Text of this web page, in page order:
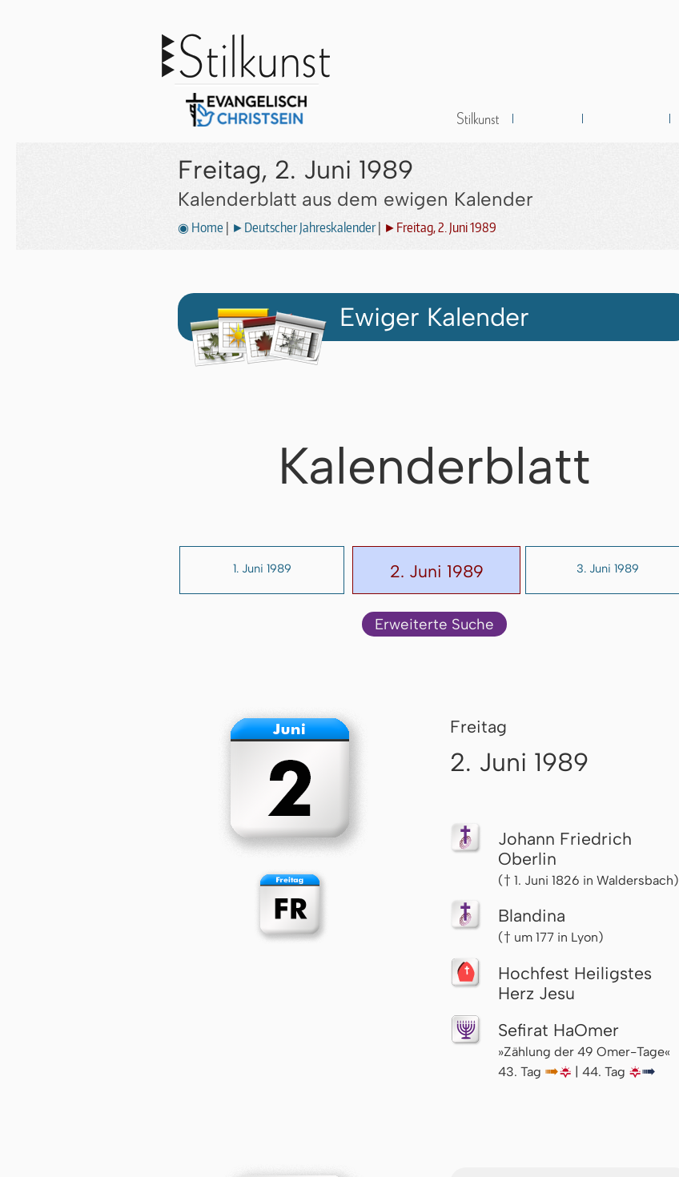
Freitag, 2. Juni 1989
Kalenderblatt aus dem ewigen Kalender
◉ Home ►Deutscher Jahreskalender| ►Freitag, 2. Juni 1989
Ewiger Kalender
Kalenderblatt
1. Juni 1989 2. Juni 1989 3. Juni 1989
Erweiterte Suche
Freitag
2. Juni 1989
Johann Friedrich
Oberlin
(† 1. Juni 1826 in Waldersbach)
Blandina
(† um 177 in Lyon)
Hochfest Heiligstes
Herz Jesu
Sefirat HaOmer
»Zählung der 49 Omer-Tage«
43. Tag ↦🌇 | 44. Tag 🌇↦